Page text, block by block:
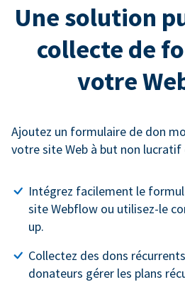
Une solution
collecte de
votre
Ajoutez un formulaire de don
votre site Web à but non
Intégrez facilement le
site Webflow ou utilisez-le
up.
Collectez des dons
donateurs gérer les plans